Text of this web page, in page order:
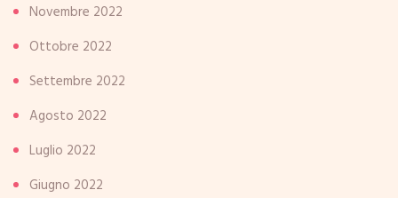
Novembre 2022
Ottobre 2022
Settembre 2022
Agosto 2022
Luglio 2022
Giugno 2022